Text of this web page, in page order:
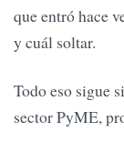
que entró hace
y cuál soltar.
Todo eso sigue
sector PyME,